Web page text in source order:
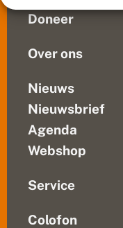
t
bestuivers
zoalsDoneer
Over ons
Nieuws
Nieuwsbrief
Agenda
Webshop
Service
Colofon